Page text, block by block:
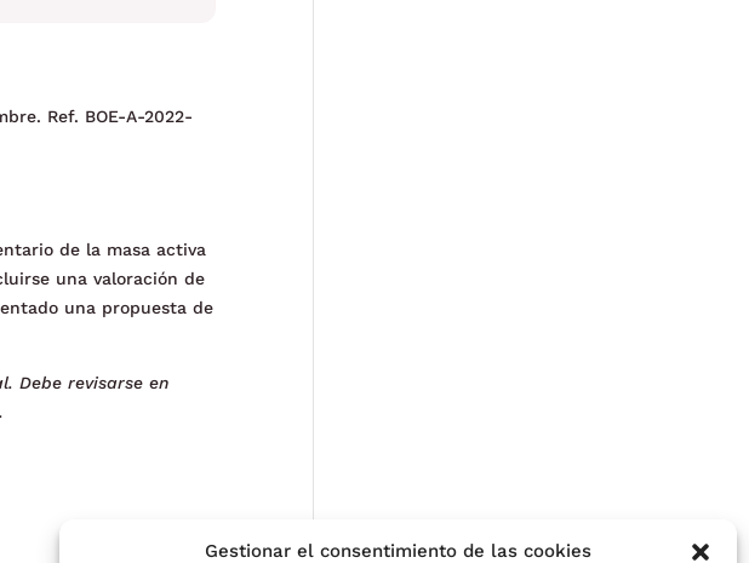
Gestionar el consentimiento de las cookies
Ref. BOE-A-2022-
de la masa activa
una valoración de
una propuesta de
Debe revisarse en